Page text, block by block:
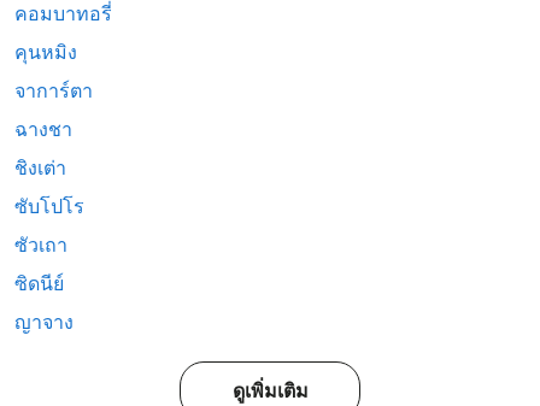
คอมบาทอรี่
คุนหมิง
จาการ์ตา
ฉางชา
ชิงเต่า
ซับโปโร
ซัวเถา
ซิดนีย์
ญาจาง
ดูเพิ่มเติม